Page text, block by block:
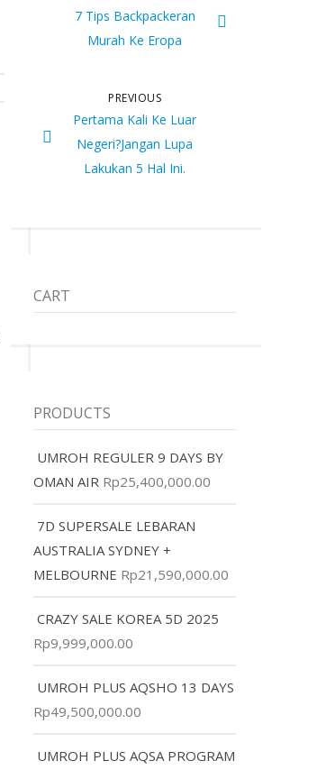
7 Tips Backpackeran
Murah Ke Eropa
PREVIOUS
Pertama Kali Ke Luar
Negeri?Jangan Lupa
Lakukan 5 Hal Ini.
CART
PRODUCTS
UMROH REGULER 9 DAYS BY
OMAN AIR Rp25,400,000.00
7D SUPERSALE LEBARAN
AUSTRALIA SYDNEY +
MELBOURNE Rp21,590,000.00
CRAZY SALE KOREA 5D 2025
Rp9,999,000.00
UMROH PLUS AQSHO 13 DAYS
Rp49,500,000.00
UMROH PLUS AQSA PROGRAM